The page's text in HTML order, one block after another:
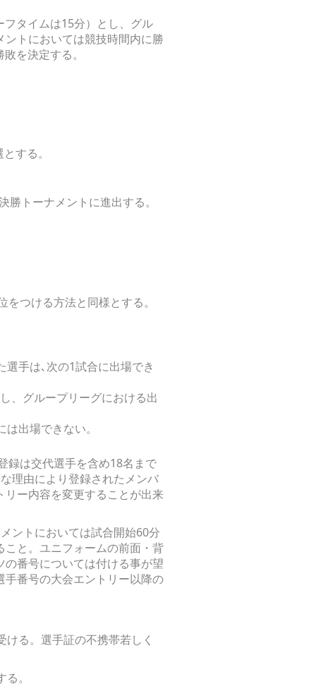
タイムは15分）とし、グル
トにおいては競技時間内に勝
を決定する。
する。
トーナメントに進出する。
つける方法と同様とする。
手は､次の1試合に出場でき
、グループリーグにおける出
出場できない。
録は交代選手を含め18名まで
理由により登録されたメンバ
ー内容を変更することが出来
ントにおいては試合開始60分
と。ユニフォームの前面・背
番号については付ける事が望
番号の大会エントリー以降の
る。選手証の不携帯若しく
。